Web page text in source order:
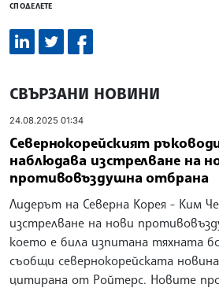
СПОДЕЛЕТЕ
СВЪРЗАНИ НОВИНИ
24.08.2025 01:34
Севернокорейският
наблюдава изстрелване на
противовъздушна отбрана
Лидерът на Северна Корея - Ким
изстрелване на нови
което е била изпитана тяхната
съобщи севернокорейската
цитирана от Ройтерс. Новите